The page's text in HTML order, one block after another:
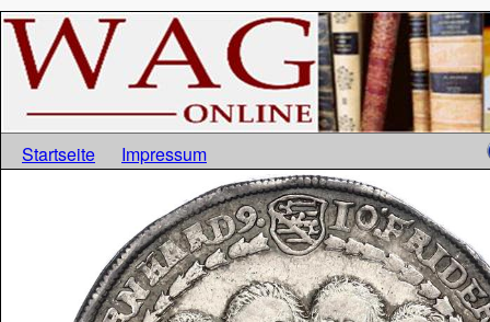
Startseite Impressum